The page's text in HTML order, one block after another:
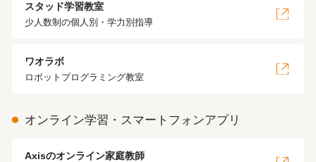
スタッド学習教室
少人数制の個人別・学力別指導
ワオラボ
ロボットプログラミング教室
オンライン学習・スマートフォンアプリ
Axisのオンライン家庭教師